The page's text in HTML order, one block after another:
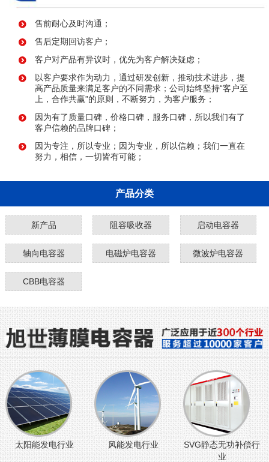
售前耐心及时沟通；
售后定期回访客户；
客户对产品有异议时，优先为客户解决疑虑；
以客户要求作为动力，通过研发创新，推动技术进步，提
高产品质量来满足客户的不同需求；公司始终坚持“客户至
上，合作共赢”的原则，不断努力，为客户服务；
因为有了质量口碑，价格口碑，服务口碑，所以我们有了
客户信赖的品牌口碑；
因为专注，所以专业；因为专业，所以信赖；我们一直在
努力，相信，一切皆有可能；
产品分类
新产品 阻容吸收器 启动电容器
轴向电容器 电磁炉电容器 微波炉电容器
CBB电容器
太阳能发电行业 风能发电行业
SVG静态无功补偿行
业